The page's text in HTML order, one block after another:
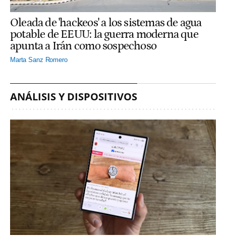
Oleada de 'hackeos' a los sistemas de agua
potable de EEUU: la guerra moderna que
apunta a Irán como sospechoso
Marta Sanz Romero
ANÁLISIS Y DISPOSITIVOS